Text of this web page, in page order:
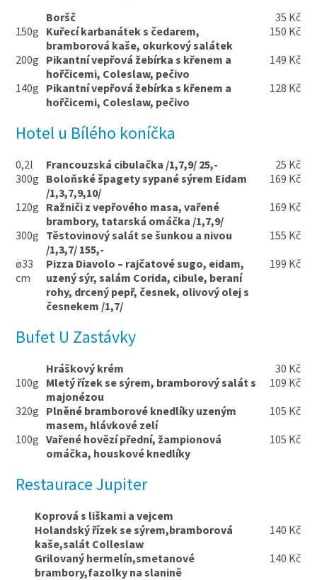
Boršč
35 Kč
150g Kuřecí karbanátek s čedarem,
bramborová kaše, okurkový salátek
150 Kč
200g Pikantní vepřová žebírka s křenem a
hořčicemi, Coleslaw, pečivo
149 Kč
140g Pikantní vepřová žebírka s křenem a
hořčicemi, Coleslaw, pečivo
128 Kč
Hotel u Bílého koníčka
0,2l Francouzská cibulačka /1,7,9/ 25,-
25 Kč
300g Boloňské špagety sypané sýrem Eidam
/1,3,7,9,10/
169 Kč
120g Ražniči z vepřového masa, vařené
brambory, tatarská omáčka /1,7,9/
169 Kč
300g Těstovinový salát se šunkou a nivou
/1,3,7/ 155,-
155 Kč
ø33
cm
Pizza Diavolo – rajčatové sugo, eidam,
uzený sýr, salám Corida, cibule, beraní
rohy, drcený pepř, česnek, olivový olej s
česnekem /1,7/
199 Kč
Bufet U Zastávky
Hráškový krém
30 Kč
100g Mletý řízek se sýrem, bramborový salát s
majonézou
109 Kč
320g Plněné bramborové knedlíky uzeným
masem, hlávkové zelí
105 Kč
100g Vařené hovězí přední, žampionová
omáčka, houskové knedlíky
105 Kč
Restaurace Jupiter
Koprová s liškami a vejcem
Holandský řízek se sýrem,bramborová
kaše,salát Colleslaw
140 Kč
Grilovaný hermelín,smetanové
brambory,fazolky na slanině
140 Kč